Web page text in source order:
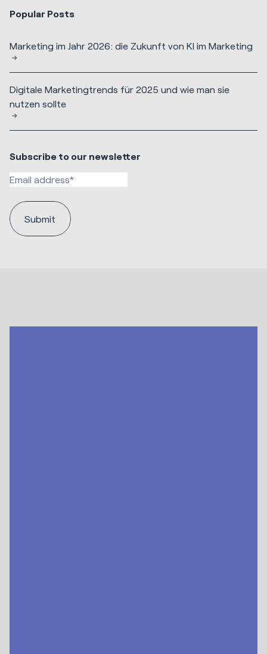
Popular Posts
Marketing im Jahr 2026: die Zukunft von KI im Marketing
Digitale Marketingtrends für 2025 und wie man sie
nutzen sollte
Subscribe to our newsletter